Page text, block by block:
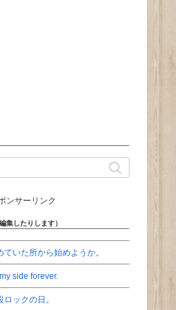
ンサーリンク
集したりします）
ていた所から始めようか。
side forever.
ロックの日。